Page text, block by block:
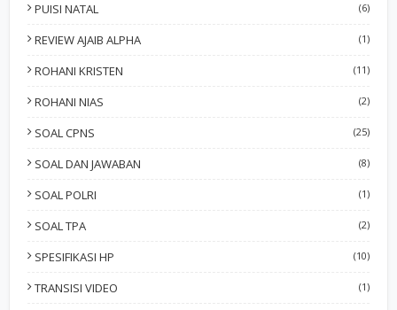
PUISI NATAL (6)
REVIEW AJAIB ALPHA (1)
ROHANI KRISTEN (11)
ROHANI NIAS (2)
SOAL CPNS (25)
SOAL DAN JAWABAN (8)
SOAL POLRI (1)
SOAL TPA (2)
SPESIFIKASI HP (10)
TRANSISI VIDEO (1)